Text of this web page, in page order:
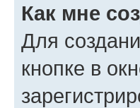
Как мне
Для
кнопке в